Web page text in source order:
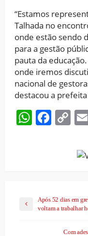
“Estamos
Talhada no
onde estão sendo
para a gestão
pauta da
onde iremos
nacional de
destacou a
Após 52 dias em
voltam a trabalhar
Com